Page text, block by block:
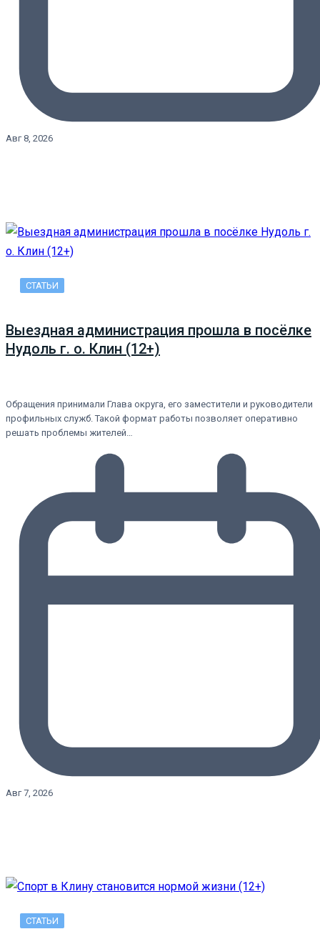
Авг 8, 2026
СТАТЬИ
Выездная администрация прошла в посёлке
Нудоль г. о. Клин (12+)
Обращения принимали Глава округа, его заместители и руководители
профильных служб. Такой формат работы позволяет оперативно
решать проблемы жителей…
Авг 7, 2026
СТАТЬИ